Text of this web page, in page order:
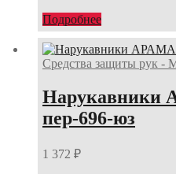
Подробнее
Средства защиты рук -
пер-696-юз
1 372 ₽